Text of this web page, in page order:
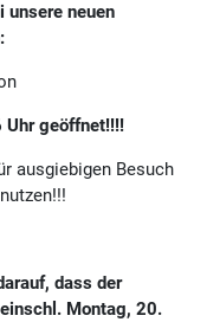
unsere neuen
geöffnet!!!!
ausgiebigen Besuch
dass der
Montag, 20.